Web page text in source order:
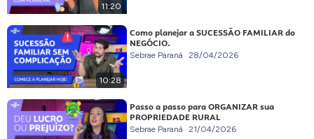
11:20
10:28
Como planejar a SUCESSÃO FAMILIAR do
NEGÓCIO.
Sebrae Paraná 28/04/2026
Passo a passo para ORGANIZAR sua
PROPRIEDADE RURAL
Sebrae Paraná 21/04/2026